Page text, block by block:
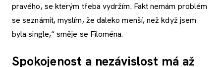
pravého, se kterým třeba vydržím. Fakt nemám problém
se seznámit, myslím, že daleko menší, než když jsem
byla single,“ směje se Filoména.
Spokojenost a nezávislost má až